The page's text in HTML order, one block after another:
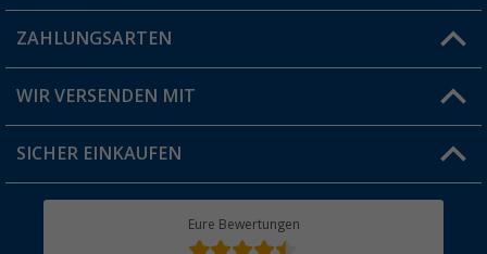
Blog
Jobs & Karriere
FAQ & Kontakt
Versandinformationen
Rücksendung
ZAHLUNGSARTEN
WIR VERSENDEN MIT
SICHER EINKAUFEN
Eure Bewertungen